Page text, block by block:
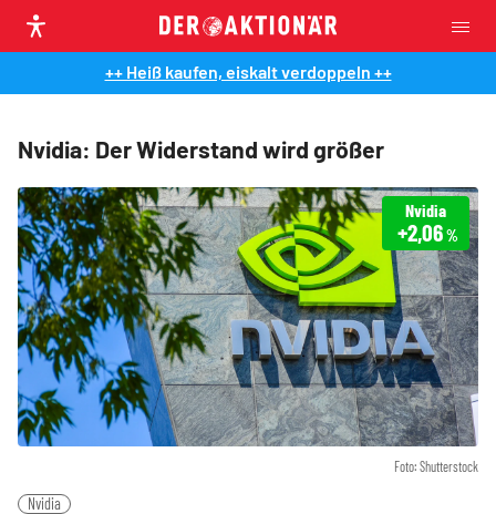
++ Heiß kaufen, eiskalt verdoppeln ++
Nvidia: Der Widerstand wird größer
Foto: Shutterstock
Nvidia
+2,06%
Nvidia